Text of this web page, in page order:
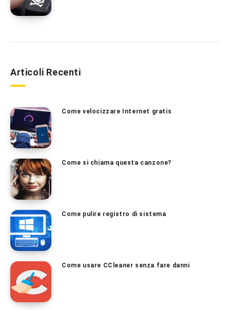
Articoli Recenti
Come velocizzare Internet gratis
Come si chiama questa canzone?
Come pulire registro di sistema
Come usare CCleaner senza fare danni